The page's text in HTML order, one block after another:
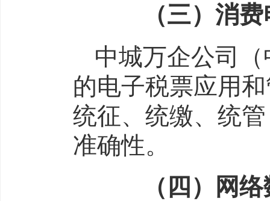
（三）消费
中城万企公司
的电子税票应用
统征、统缴、统
准确性。
（四）网络